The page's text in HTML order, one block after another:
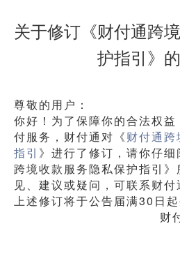
关于修订《财付通跨
护指引》
尊敬的用户：
你好！为了保障你的合法权
付服务，财付通对《财付通
指引 》进行了修订，请你仔
跨境收款服务隐私保护指引
见、建议或疑问，可联系财付
上述修订将于公告届满30日起
财